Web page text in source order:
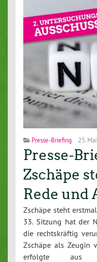
Presse-Briefing 23.
Presse-
Zschäpe
Rede und
Zschäpe steht
33. Sitzung hat der
die rechtskräftig
Zschäpe als Zeugin
erfolgte aus